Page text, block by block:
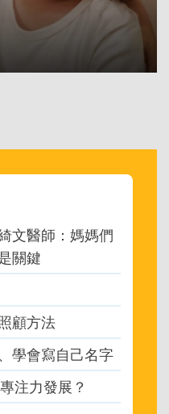
文醫師：媽媽們
關鍵
顧方法
學會寫自己名字
注力發展？